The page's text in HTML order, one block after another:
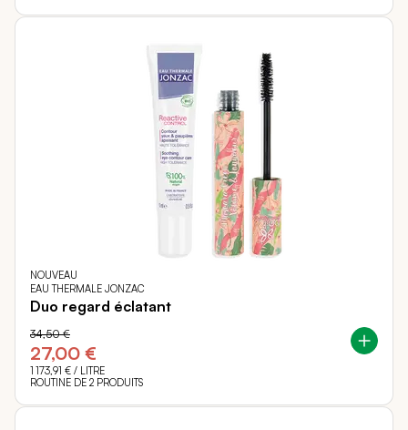
NOUVEAU
EAU THERMALE JONZAC
Duo regard éclatant
27,00 €
34,50 €
1 173,91 € / LITRE
ROUTINE DE 2 PRODUITS